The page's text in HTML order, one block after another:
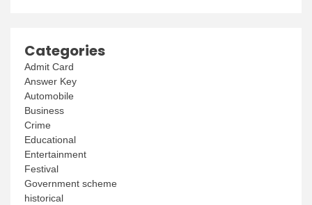
Categories
Admit Card
Answer Key
Automobile
Business
Crime
Educational
Entertainment
Festival
Government scheme
historical